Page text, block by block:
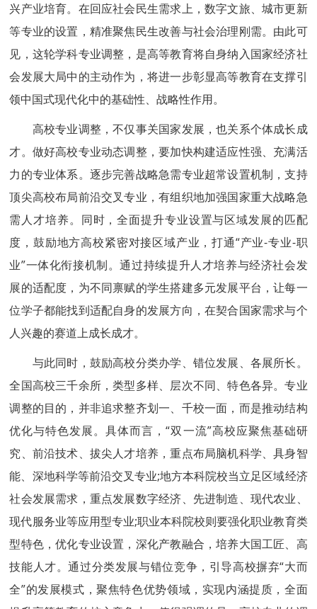
兴产业培育。在回应社会民生需求上，数字文旅、城市更新
等专业的设置，精准聚焦民生改善与社会治理刚需。由此可
见，这轮学科专业调整，是高等教育将自身纳入国家经济社
会发展大局中的主动作为，将进一步彰显高等教育在支撑引
领中国式现代化中的基础性、战略性作用。
高校专业调整，不仅事关国家发展，也关系个体成长成
才。做好高校专业动态调整，要加快构建适应性强、充满活
力的专业体系。逐步完善战略急需专业超常设置机制，支持
顶尖高校布局前沿交叉专业，有组织地加强国家重大战略急
需人才培养。同时，全面提升专业设置与区域发展的匹配
度，鼓励地方高校紧密对接区域产业，打通“产业-专业-职
业”一体化衔接机制。通过持续提升人才培养与经济社会发
展的适配度，为不同禀赋的学生搭建多元发展平台，让每一
位学子都能找到适配自身的发展方向，在契合国家需求与个
人兴趣的赛道上成长成才。
与此同时，鼓励高校分类办学、错位发展、各展所长。
全国高校三千余所，类型多样、层次不同、特色各异。专业
调整的目的，并非追求整齐划一、千校一面，而是推动结构
优化与特色发展。具体而言，“双一流”高校应聚焦基础研
究、前沿技术、拔尖人才培养，重点布局脑机科学、具身智
能、深地科学等前沿交叉专业;地方本科院校当立足区域经济
社会发展需求，重点发展数字经济、先进制造、现代农业、
现代服务业等应用型专业;职业本科院校则要强化职业教育类
型特色，优化专业设置，深化产教融合，培养大国工匠、高
技能人才。通过分类发展与错位竞争，引导高校摒弃“大而
全”的发展模式，聚焦特色优势领域，实现内涵提质，全面